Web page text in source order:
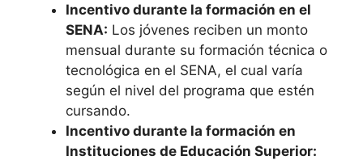
Incentivo durante la formación en el
SENA: Los jóvenes reciben un monto
mensual durante su formación técnica o
tecnológica en el SENA, el cual varía
según el nivel del programa que estén
cursando.
Incentivo durante la formación en
Instituciones de Educación Superior: